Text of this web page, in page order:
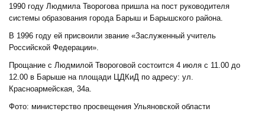
1990 году Людмила Творогова пришла на пост руководителя
системы образования города Барыш и Барышского района.
В 1996 году ей присвоили звание «Заслуженный учитель
Российской Федерации».
Прощание с Людмилой Твороговой состоится 4 июля с 11.00 до
12.00 в Барыше на площади ЦДКиД по адресу: ул.
Красноармейская, 34а.
Фото: министерство просвещения Ульяновской области